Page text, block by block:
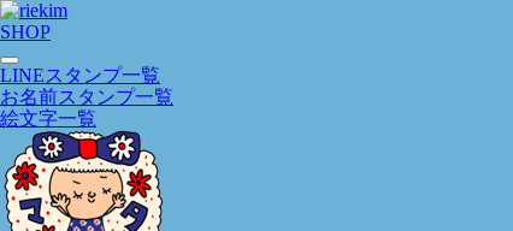
SHOP
LINEスタンプ一覧
お名前スタンプ一覧
絵文字一覧